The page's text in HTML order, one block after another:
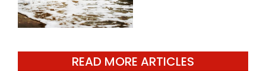
READ MORE ARTICLES